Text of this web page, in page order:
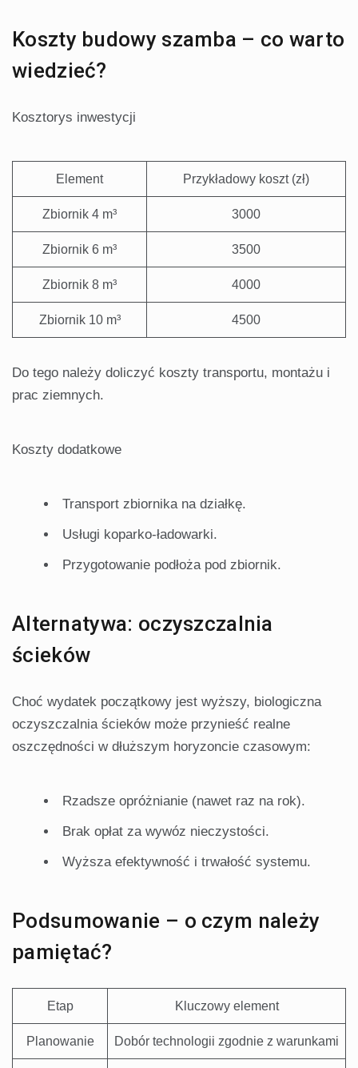
Koszty budowy szamba – co warto
wiedzieć?
Kosztorys inwestycji
Element Przykładowy koszt (zł)
Zbiornik 4 m³ 3000
Zbiornik 6 m³ 3500
Zbiornik 8 m³ 4000
Zbiornik 10 m³ 4500
Do tego należy doliczyć koszty transportu, montażu i
prac ziemnych.
Koszty dodatkowe
Transport zbiornika na działkę.
Usługi koparko-ładowarki.
Przygotowanie podłoża pod zbiornik.
Alternatywa: oczyszczalnia
ścieków
Choć wydatek początkowy jest wyższy, biologiczna
oczyszczalnia ścieków może przynieść realne
oszczędności w dłuższym horyzoncie czasowym:
Rzadsze opróżnianie (nawet raz na rok).
Brak opłat za wywóz nieczystości.
Wyższa efektywność i trwałość systemu.
Podsumowanie – o czym należy
pamiętać?
Etap Kluczowy element
Planowanie Dobór technologii zgodnie z warunkami